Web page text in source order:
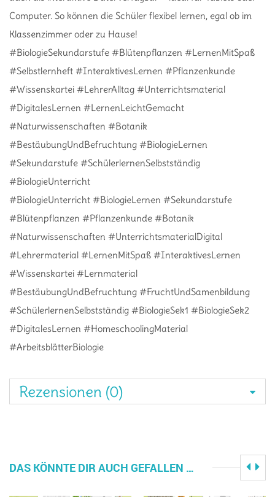
Computer. So können die Schüler flexibel lernen, egal ob im
Klassenzimmer oder zu Hause!
#BiologieSekundarstufe #Blütenpflanzen #LernenMitSpaß
#Selbstlernheft #InteraktivesLernen #Pflanzenkunde
#Wissenskartei #LehrerAlltag #Unterrichtsmaterial
#DigitalesLernen #LernenLeichtGemacht
#Naturwissenschaften #Botanik
#BestäubungUndBefruchtung #BiologieLernen
#Sekundarstufe #SchülerlernenSelbstständig
#BiologieUnterricht
#BiologieUnterricht #BiologieLernen #Sekundarstufe
#Blütenpflanzen #Pflanzenkunde #Botanik
#Naturwissenschaften #UnterrichtsmaterialDigital
#Lehrermaterial #LernenMitSpaß #InteraktivesLernen
#Wissenskartei #Lernmaterial
#BestäubungUndBefruchtung #FruchtUndSamenbildung
#SchülerlernenSelbstständig #BiologieSek1 #BiologieSek2
#DigitalesLernen #HomeschoolingMaterial
#ArbeitsblätterBiologie
Rezensionen (0)
DAS KÖNNTE DIR AUCH GEFALLEN …